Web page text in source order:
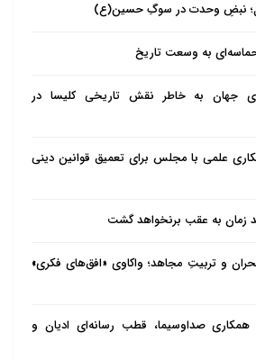
قدرت در دست یک فرد
اکثریت است؛ درحالی که
تمایل به انحلال مجلس،
نهادهای قانونی و
قوه قضاییه دارند؛ یک
آمادگی کاملی دارد تا
را به‌طور مستقیم
قدرت اعتقاد دارند. آزادی و
اقلیت‌ها خط قرمز
و اگر اکثریت بخواهند این
یک دموکرات واقعی با
نبضِ وحدت در سوگِ حسین(ع)
به وسعت تاریخ
جهان به خاطر نقش تاریخی کلیسا در
علمی با مجلس برای تعمیق قوانین دینی
زمان به عقب برنخواهد گشت
و تربیتِ مجاهد؛ واکاوی «افق‌های فکری»
همکاری صداوسیما، قطب رسانه‌ای ادیان و